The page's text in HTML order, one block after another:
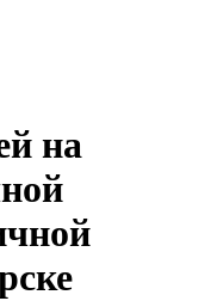
на